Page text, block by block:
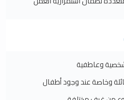
وعاطفية
وخاصة عند وجود أطفال